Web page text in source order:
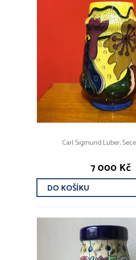
Carl Sigmund Luber,
7 000 Kč
DO KOŠÍKU